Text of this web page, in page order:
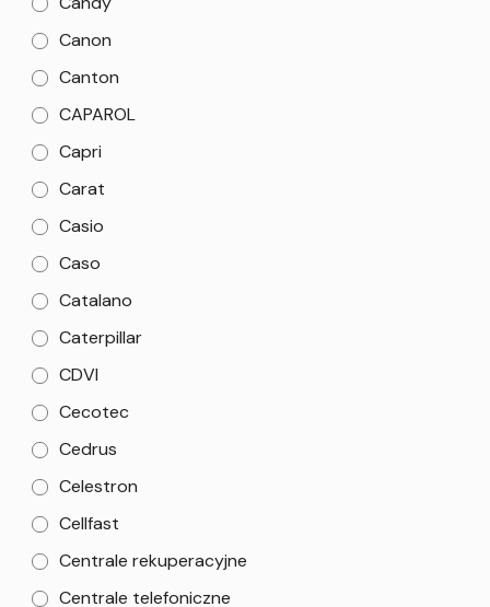
Canon
Canton
CAPAROL
Capri
Carat
Casio
Caso
Catalano
Caterpillar
CDVI
Cecotec
Cedrus
Celestron
Cellfast
Centrale rekuperacyjne
Centrale telefoniczne